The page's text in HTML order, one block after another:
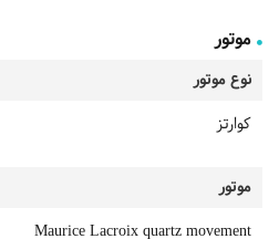
موتور
نوع موتور
کوارتز
موتور
Maurice Lacroix quartz movement